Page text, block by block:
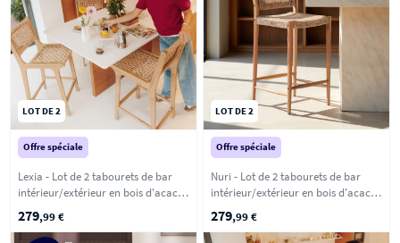
LOT DE 2
Offre spéciale
Lexia - Lot de 2 tabourets de bar
intérieur/extérieur en bois d'acacia
279,99 €
LOT DE 2
Offre spéciale
Nuri - Lot de 2 tabourets de bar
intérieur/extérieur en bois d'acacia
279,99 €